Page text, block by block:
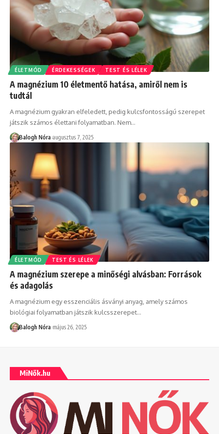
ÉLETMÓD ÉRDEKESSÉGEK TEST ÉS LÉLEK
A magnézium 10 életmentő hatása, amiről nem is
tudtál
A magnézium gyakran elfeledett, pedig kulcsfontosságú szerepet
játszik számos élettani folyamatban. Nem…
Balogh Nóra augusztus 7, 2025
ÉLETMÓD TEST ÉS LÉLEK
A magnézium szerepe a minőségi alvásban: Források
és adagolás
A magnézium egy esszenciális ásványi anyag, amely számos
biológiai folyamatban játszik kulcsszerepet…
Balogh Nóra május 26, 2025
MiNők.hu